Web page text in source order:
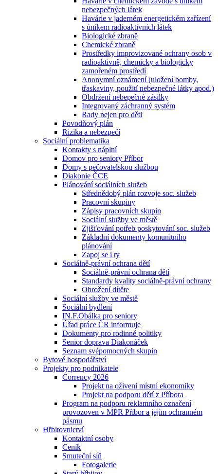
nebezpečných látek
Havárie v jaderném energetickém zařízení
s únikem radioaktivních látek
Biologické zbraně
Chemické zbraně
Prostředky improvizované ochrany osob v
radioaktivně, chemicky a biologicky
zamořeném prostředí
Anonymní oznámení (uložení bomby,
třaskaviny, použití nebezpečné látky apod.)
Obdržení nebepečné zásilky
Integrovaný záchranný systém
Rady nejen pro děti
Povodňový plán
Rizika a nebezpečí
Sociální problematika
Kontakty s náplní
Domov pro seniory Příbor
Domy s pečovatelskou službou
Diakonie ČCE
Plánování sociálních služeb
Střednědobý plán rozvoje soc. služeb
Pracovní skupiny
Zápisy pracovních skupin
Sociální služby ve městě
Zjišťování potřeb poskytování soc. služeb
Základní dokumenty komunitního
plánování
Zapoj se i ty
Sociálně-právní ochrana dětí
Sociálně-právní ochrana dětí
Standardy kvality sociálně-právní ochrany
Ohrožení dítěte
Sociální služby ve městě
Sociální bydlení
IN.F.Obálka pro seniory
Úřad práce ČR informuje
Dokumenty pro rodinné politiky
Senior doprava Diakonáček
Seznam svépomocných skupin
Bytové hospodářství
Projekty pro podnikatele
Corrency 2026
Projekt na oživení místní ekonomiky
Projekt na podporu dětí z Příbora
Program na podporu reklamního označení
provozoven v MPR Příbor a jejím ochranném
pásmu
Hřbitovnictví
Kontaktní osoby
Ceník
Smuteční síň
Fotogalerie